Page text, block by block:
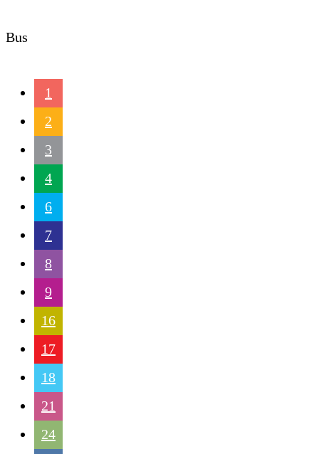
Bus
1
2
3
4
6
7
8
9
16
17
18
21
24